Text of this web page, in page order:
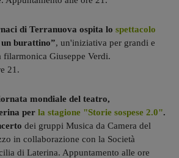
di Terranuova ospita lo spettacolo
burattino”, un'iniziativa per grandi e
Giuseppe Verdi.
21.
mondiale del teatro,
per la stagione "Storie sospese 2.0".
dei gruppi Musica da Camera del
in collaborazione con la Società
di Laterina. Appuntamento alle ore